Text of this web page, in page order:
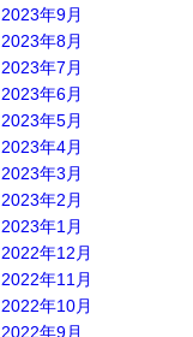
2023年9月
2023年8月
2023年7月
2023年6月
2023年5月
2023年4月
2023年3月
2023年2月
2023年1月
2022年12月
2022年11月
2022年10月
2022年9月